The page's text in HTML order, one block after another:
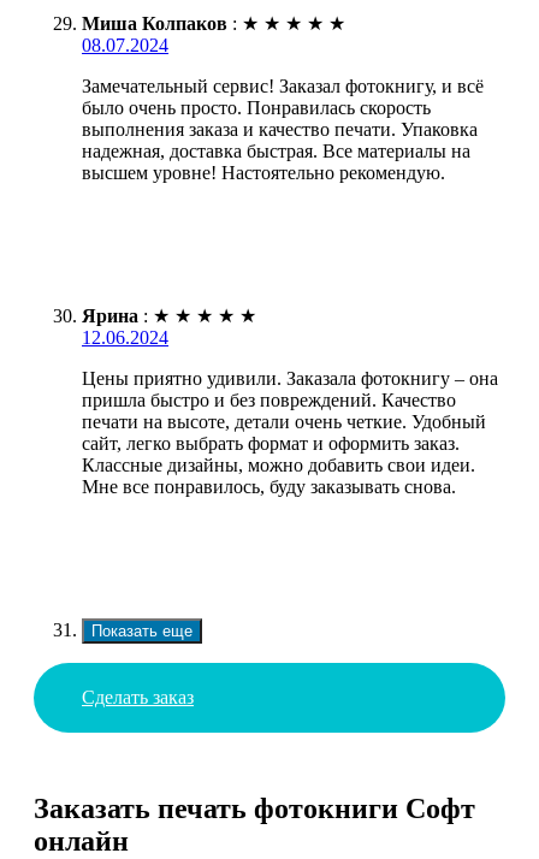
Миша Колпаков : ★ ★ ★ ★ ★
08.07.2024
Замечательный сервис! Заказал фотокнигу, и всё
было очень просто. Понравилась скорость
выполнения заказа и качество печати. Упаковка
надежная, доставка быстрая. Все материалы на
высшем уровне! Настоятельно рекомендую.
Ярина : ★ ★ ★ ★ ★
12.06.2024
Цены приятно удивили. Заказала фотокнигу – она
пришла быстро и без повреждений. Качество
печати на высоте, детали очень четкие. Удобный
сайт, легко выбрать формат и оформить заказ.
Классные дизайны, можно добавить свои идеи.
Мне все понравилось, буду заказывать снова.
Показать еще
Сделать заказ
Заказать печать фотокниги Софт
онлайн